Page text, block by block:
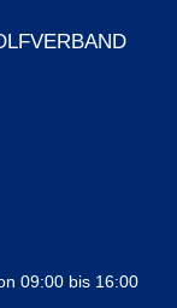
09:00 bis 16:00